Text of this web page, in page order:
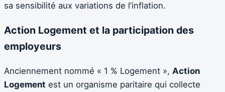
sa sensibilité aux variations de l’inflation.
Action Logement et la participation des
employeurs
Anciennement nommé « 1 % Logement », Action
Logement est un organisme paritaire qui collecte